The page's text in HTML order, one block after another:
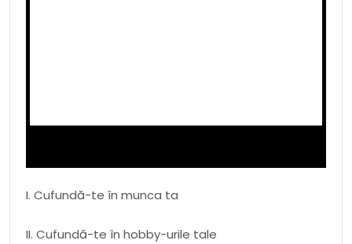
I. Cufundă-te în munca ta
II. Cufundă-te în hobby-urile tale